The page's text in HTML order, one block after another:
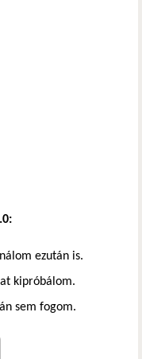
ezután is.
kipróbálom.
sem fogom.